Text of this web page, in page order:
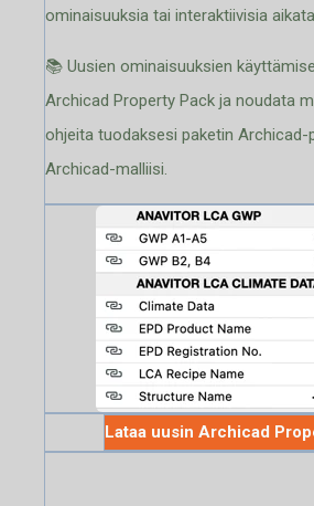
ominaisuuksia tai interaktiivisia
📚 Uusien ominaisuuksien
Archicad Property Pack ja noudata
ohjeita tuodaksesi paketin Archicad-
Archicad-malliisi.
Lataa uusin Archicad